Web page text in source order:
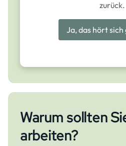
zurück.
Ja, das hört sich
Warum sollten
arbeiten?